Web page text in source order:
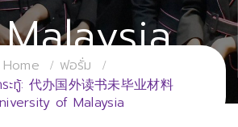
ารจัดการอุตสาหกรรมบริการ
วิทยาลัยราชภัฏสวนสุนันทา
Home
ฟอรั่ม
ะทู้: 代办国外读书未毕业材料
of Malaysia